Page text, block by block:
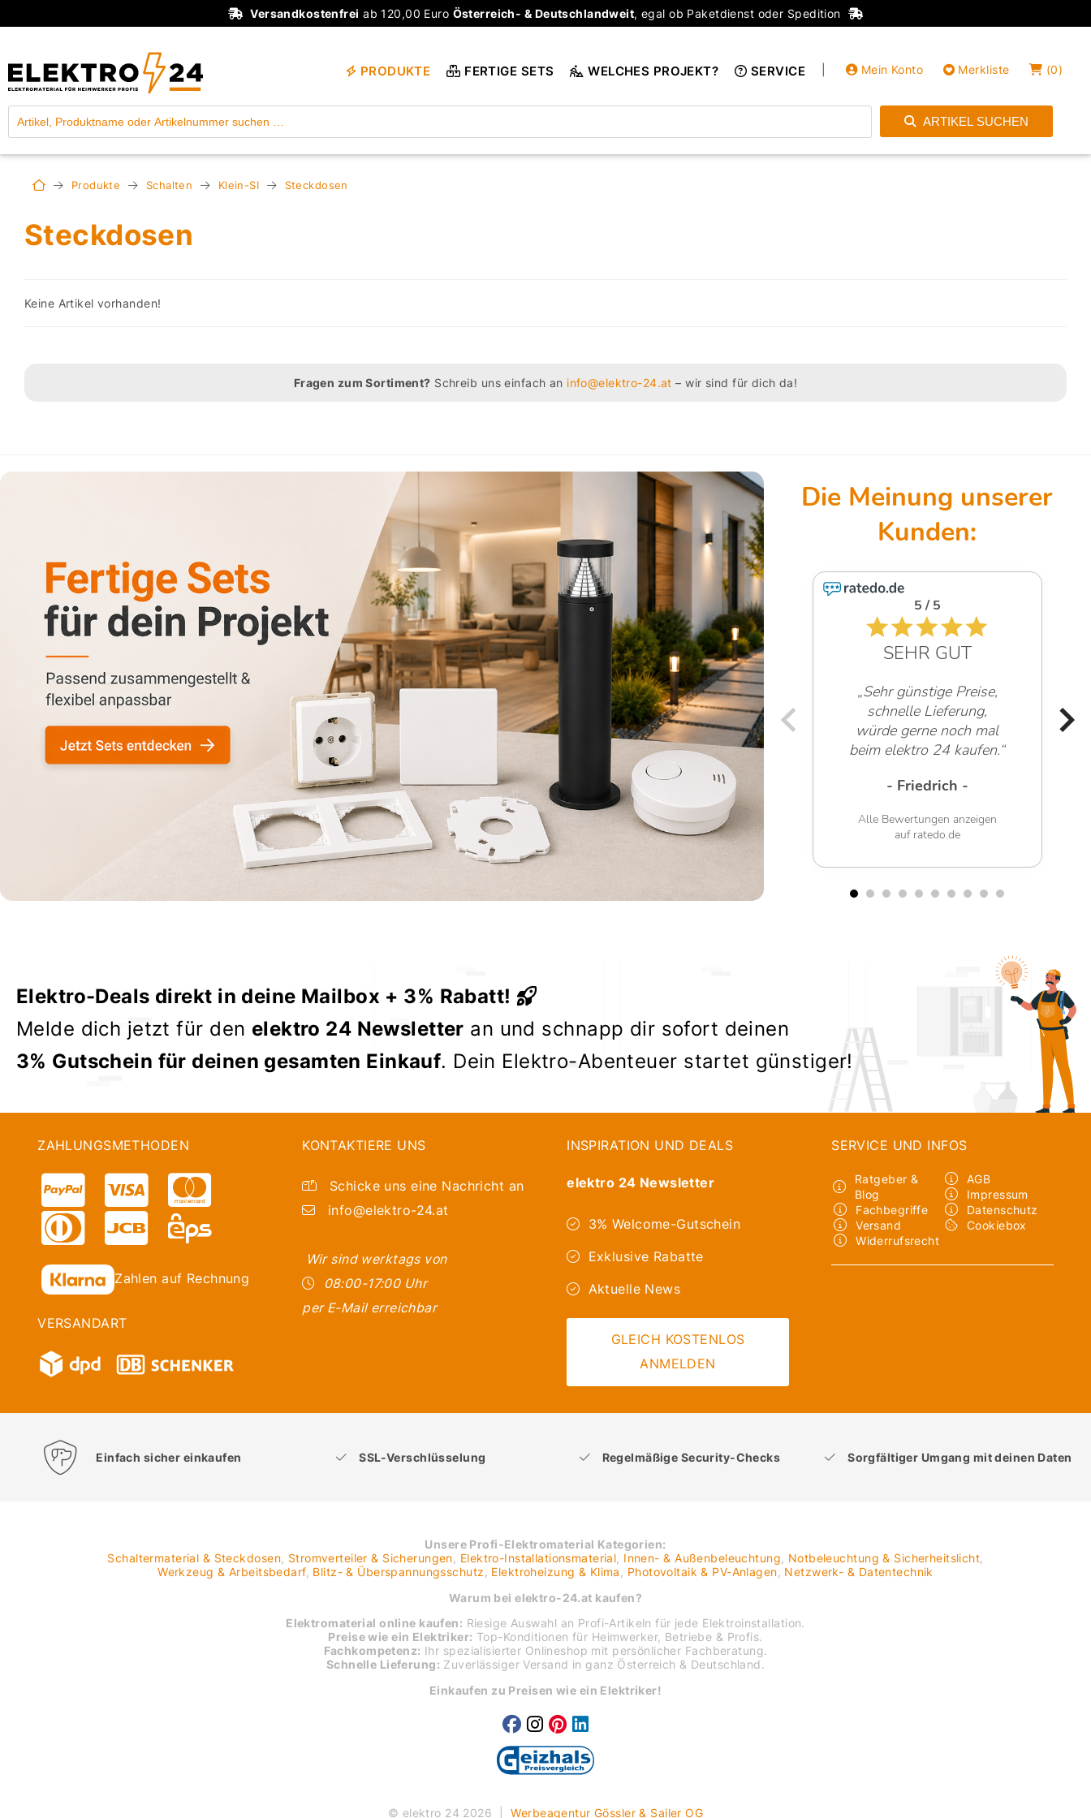
Versandkostenfrei ab 120,00 Euro Österreich- & Deutschlandweit, egal ob Paketdienst oder Spedition
Mein Konto
Einloggen
Merkliste (0)
PRODUKTE FERTIGE SETS WELCHES PROJEKT? SERVICE
ARTIKEL SUCHEN
Produkte Schalten Klein-SI Steckdosen
Steckdosen
Keine Artikel vorhanden!
Fragen zum Sortiment? Schreib uns einfach an info@elektro-24.at – wir sind für dich da!
5 / 5
SEHR GUT
„Sehr günstige Preise,
schnelle Lieferung,
würde gerne noch mal
beim elektro 24 kaufen.“
- Friedrich -
Alle Bewertungen anzeigen
auf ratedo.de
Elektro-Deals direkt in deine Mailbox + 3% Rabatt!
Melde dich jetzt für den elektro 24 Newsletter an und schnapp dir sofort deinen
3% Gutschein für deinen gesamten Einkauf. Dein Elektro-Abenteuer startet günstiger!
ZAHLUNGSMETHODEN
Zahlen auf Rechnung
VERSANDART
KONTAKTIERE UNS
Schicke uns eine Nachricht an
info@elektro-24.at
Wir sind werktags von
08:00-17:00 Uhr
per E-Mail erreichbar
INSPIRATION UND DEALS
elektro 24 Newsletter
3% Welcome-Gutschein
Exklusive Rabatte
Aktuelle News
GLEICH KOSTENLOS
ANMELDEN
SERVICE UND INFOS
Ratgeber &
Blog
Fachbegriffe
Versand
Widerrufsrecht
AGB
Impressum
Datenschutz
Cookiebox
Einfach sicher einkaufen SSL-Verschlüsselung Regelmäßige Security-Checks Sorgfältiger Umgang mit deinen Daten
Unsere Profi-Elektromaterial Kategorien:
Schaltermaterial & Steckdosen, Stromverteiler & Sicherungen, Elektro-Installationsmaterial, Innen- & Außenbeleuchtung, Notbeleuchtung & Sicherheitslicht,
Werkzeug & Arbeitsbedarf, Blitz- & Überspannungsschutz, Elektroheizung & Klima, Photovoltaik & PV-Anlagen, Netzwerk- & Datentechnik
Warum bei elektro-24.at kaufen?
Elektromaterial online kaufen: Riesige Auswahl an Profi-Artikeln für jede Elektroinstallation.
Preise wie ein Elektriker: Top-Konditionen für Heimwerker, Betriebe & Profis.
Fachkompetenz: Ihr spezialisierter Onlineshop mit persönlicher Fachberatung.
Schnelle Lieferung: Zuverlässiger Versand in ganz Österreich & Deutschland.
Einkaufen zu Preisen wie ein Elektriker!
© elektro 24 2026 |Werbeagentur Gössler & Sailer OG